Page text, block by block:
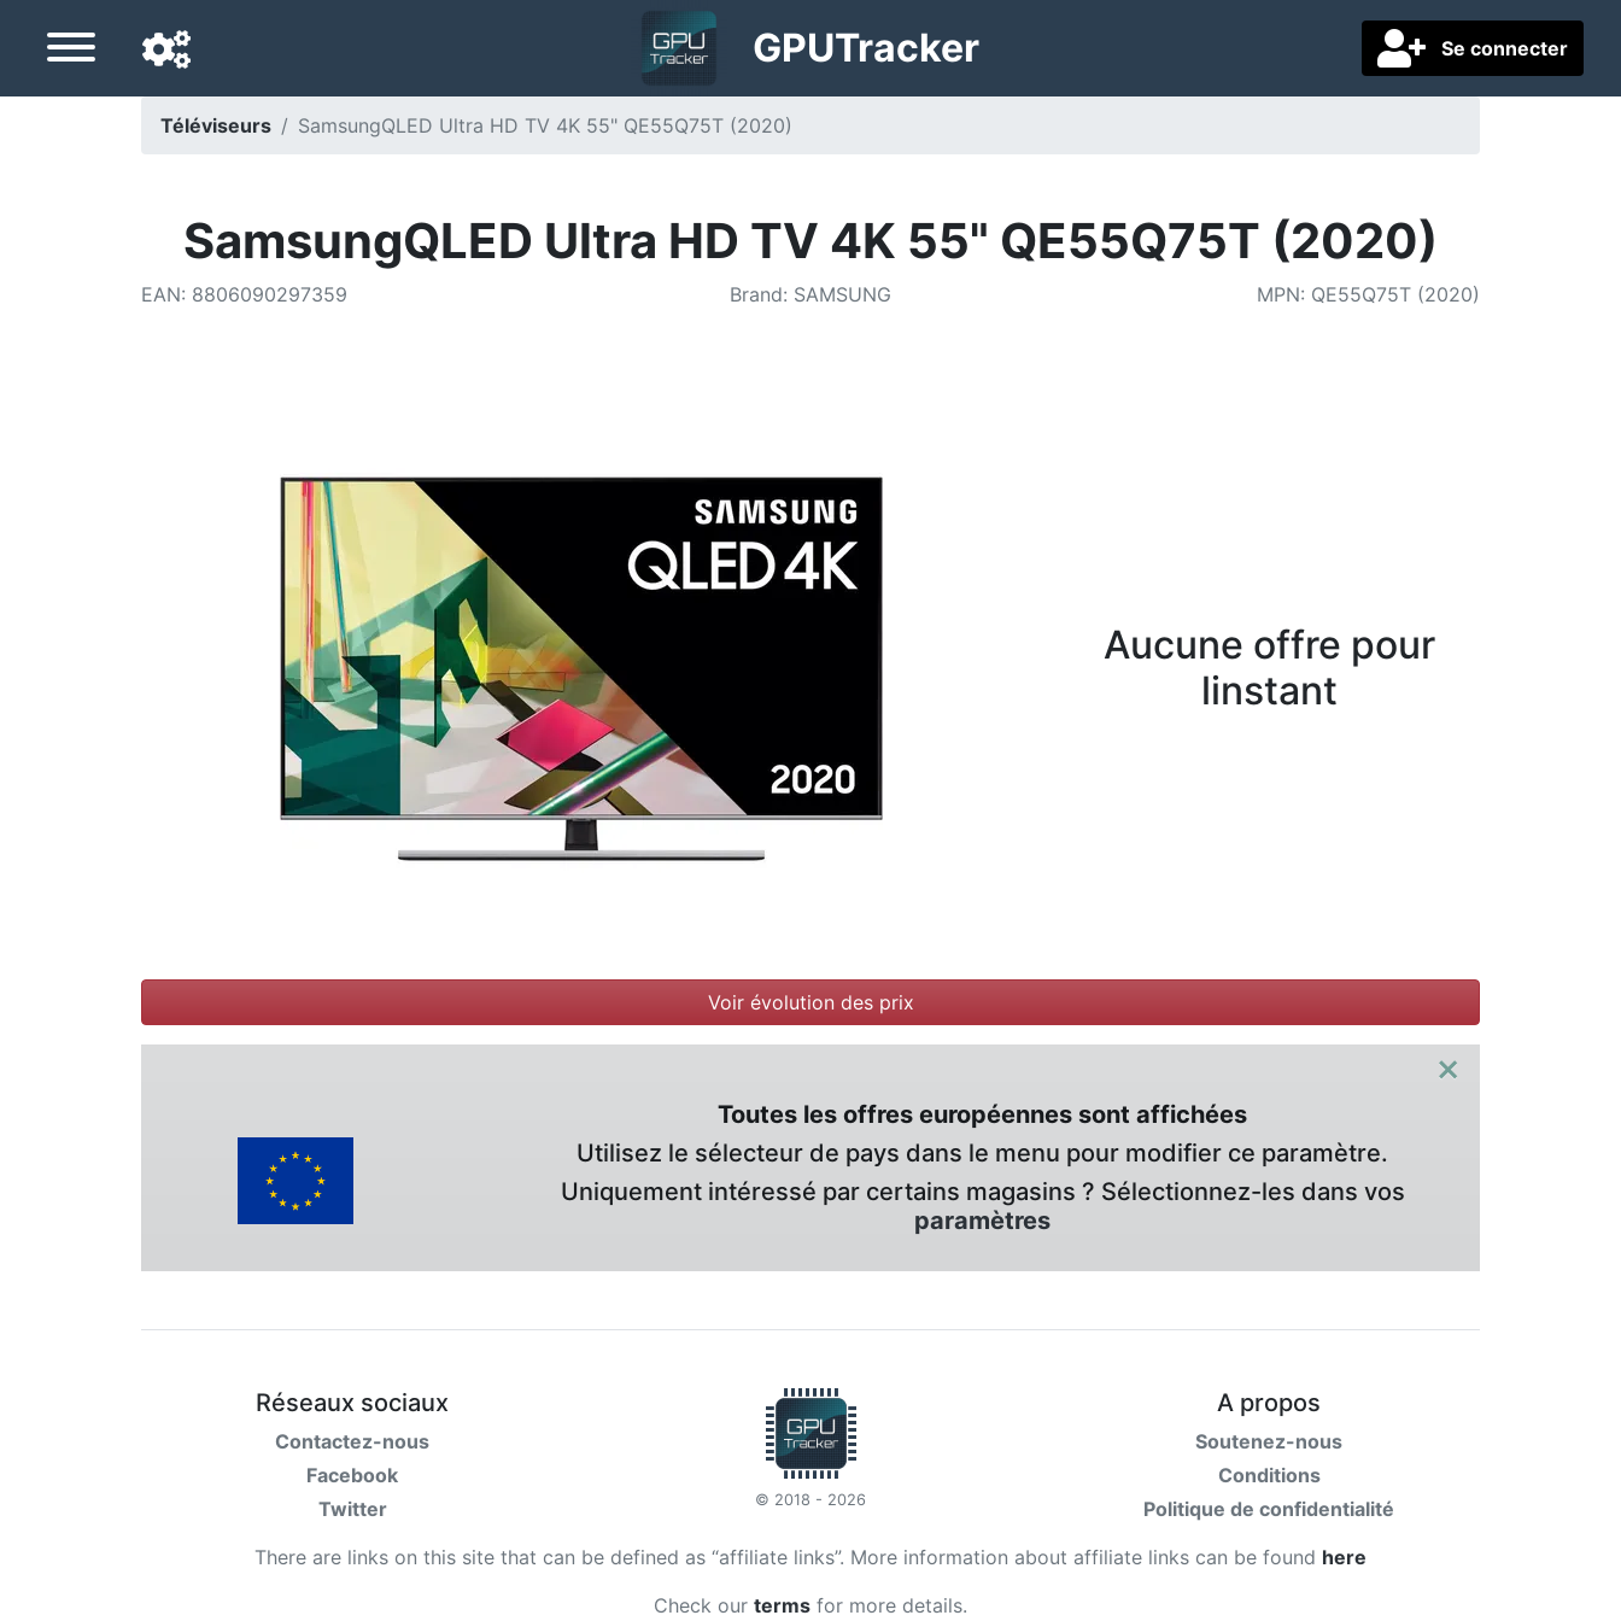
Se connecter
GPUTracker
Pays de livraison
Téléviseurs SamsungQLED Ultra HD TV 4K 55" QE55Q75T (2020)
SamsungQLED Ultra HD TV 4K 55" QE55Q75T (2020)
EAN: 8806090297359 Brand: SAMSUNG MPN: QE55Q75T (2020)
Aucune offre pour
linstant
Voir évolution des prix
×
Toutes les offres européennes sont affichées
Utilisez le sélecteur de pays dans le menu pour modifier ce paramètre.
Uniquement intéressé par certains magasins ? Sélectionnez-les dans vos
paramètres
Réseaux sociaux
Contactez-nous
Facebook
Twitter
© 2018 - 2026
A propos
Soutenez-nous
Conditions
Politique de confidentialité
There are links on this site that can be defined as “affiliate links”. More information about affiliate links can be found here
Check our terms for more details.